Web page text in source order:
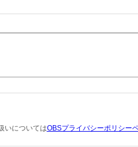
いについてはOBSプライバシーポリシー